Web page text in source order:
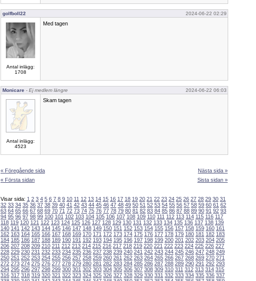
golfboll22 2024-06-22 02:29
Antal inlägg:
1708
Med tagen
Monicare - Ej medlem längre 2024-06-22 06:03
Antal inlägg:
4523
Skam tagen
« Föregående sida
« Första sidan
Nästa sida »
Sista sidan »
Visar sida: 1 2 3 4 5 6 7 8 9 10 11 12 13 14 15 16 17 18 19 20 21 22 23 24 25 26 27 28 29 30 31
32 33 34 35 36 37 38 39 40 41 42 43 44 45 46 47 48 49 50 51 52 53 54 55 56 57 58 59 60 61 62
63 64 65 66 67 68 69 70 71 72 73 74 75 76 77 78 79 80 81 82 83 84 85 86 87 88 89 90 91 92 93
94 95 96 97 98 99 100 101 102 103 104 105 106 107 108 109 110 111 112 113 114 115 116 117
118 119 120 121 122 123 124 125 126 127 128 129 130 131 132 133 134 135 136 137 138 139
140 141 142 143 144 145 146 147 148 149 150 151 152 153 154 155 156 157 158 159 160 161
162 163 164 165 166 167 168 169 170 171 172 173 174 175 176 177 178 179 180 181 182 183
184 185 186 187 188 189 190 191 192 193 194 195 196 197 198 199 200 201 202 203 204 205
206 207 208 209 210 211 212 213 214 215 216 217 218 219 220 221 222 223 224 225 226 227
228 229 230 231 232 233 234 235 236 237 238 239 240 241 242 243 244 245 246 247 248 249
250 251 252 253 254 255 256 257 258 259 260 261 262 263 264 265 266 267 268 269 270 271
272 273 274 275 276 277 278 279 280 281 282 283 284 285 286 287 288 289 290 291 292 293
294 295 296 297 298 299 300 301 302 303 304 305 306 307 308 309 310 311 312 313 314 315
316 317 318 319 320 321 322 323 324 325 326 327 328 329 330 331 332 333 334 335 336 337